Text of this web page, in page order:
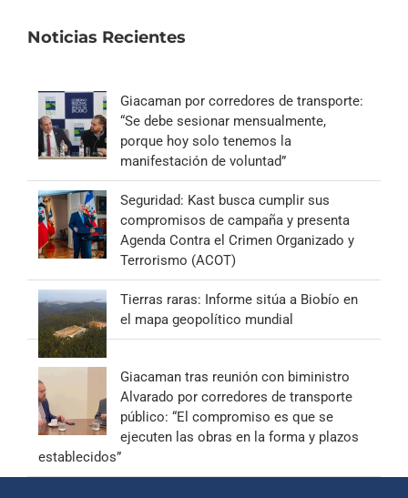
Noticias Recientes
Giacaman por corredores de transporte:
“Se debe sesionar mensualmente,
porque hoy solo tenemos la
manifestación de voluntad”
Seguridad: Kast busca cumplir sus
compromisos de campaña y presenta
Agenda Contra el Crimen Organizado y
Terrorismo (ACOT)
Tierras raras: Informe sitúa a Biobío en
el mapa geopolítico mundial
Giacaman tras reunión con biministro
Alvarado por corredores de transporte
público: “El compromiso es que se
ejecuten las obras en la forma y plazos
establecidos”